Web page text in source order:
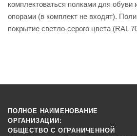
комплектоваться полками для обуви
опорами (в комплект не входят).
покрытие светло-серого цвета (RAL
ПОЛНОЕ НАИМЕНОВАНИЕ
ОРГАНИЗАЦИИ:
ОБЩЕСТВО С ОГРАНИЧЕННОЙ